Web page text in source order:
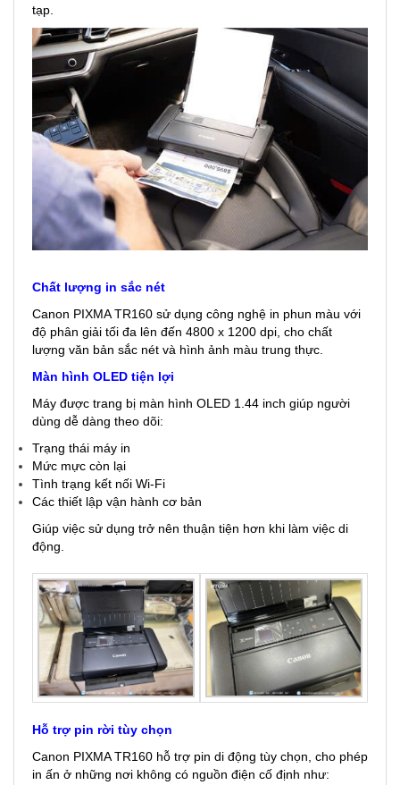
tạp.
Chất lượng in sắc nét
Canon PIXMA TR160 sử dụng công nghệ in phun màu với
độ phân giải tối đa lên đến 4800 x 1200 dpi, cho chất
lượng văn bản sắc nét và hình ảnh màu trung thực.
Màn hình OLED tiện lợi
Máy được trang bị màn hình OLED 1.44 inch giúp người
dùng dễ dàng theo dõi:
Trạng thái máy in
Mức mực còn lại
Tình trạng kết nối Wi-Fi
Các thiết lập vận hành cơ bản
Giúp việc sử dụng trở nên thuận tiện hơn khi làm việc di
động.
Hỗ trợ pin rời tùy chọn
Canon PIXMA TR160 hỗ trợ pin di động tùy chọn, cho phép
in ấn ở những nơi không có nguồn điện cố định như: